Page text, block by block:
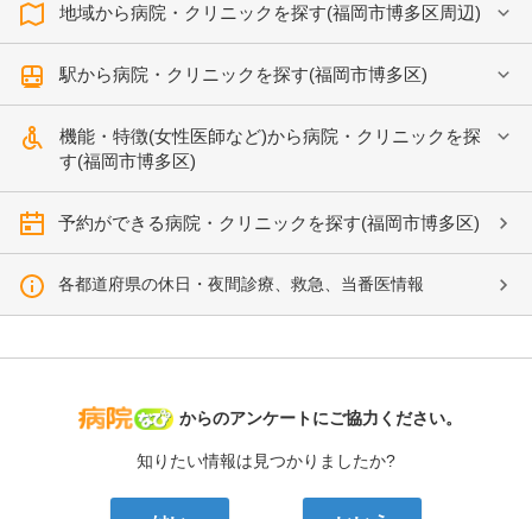
地域から病院・クリニックを探す(福岡市博多区周辺)
駅から病院・クリニックを探す(福岡市博多区)
機能・特徴(女性医師など)から病院・クリニックを探
す(福岡市博多区)
予約ができる病院・クリニックを探す(福岡市博多区)
各都道府県の休日・夜間診療、救急、当番医情報
病院なび
からのアンケートにご協力ください。
知りたい情報は見つかりましたか?